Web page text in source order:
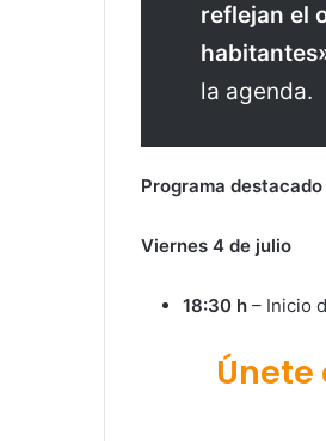
reflejan el
la agenda.
Programa destacado
Viernes 4 de julio
18:30 h – Inicio
Únete